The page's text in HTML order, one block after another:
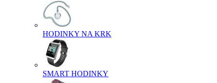
HODINKY NA KRK
SMART HODINKY